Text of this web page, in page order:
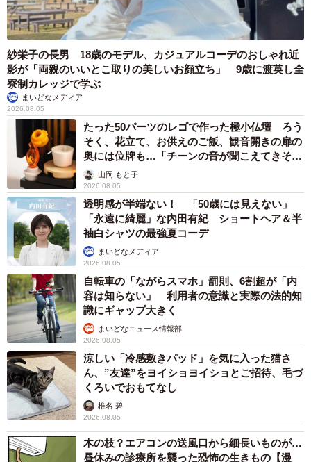
紗栄子の長男 18歳のモデル、カジュアルコーデのおしゃれ近
影が「両親のいいとこ取りの美しいお顔立ち」 9歳に渡英し全
寮制カレッジで学ぶ
まいどなメディア
2026.08.05
たった50パーツのレゴで作った極小仏壇 ろう
そく、花立て、お供えのご飯、観音開きの扉の
奥には位牌も…「チーンの音が聞こえてきそ
う」山岡 もと子
2026.08.05
透明感が半端ない！ 「50歳には見えない」
「永遠に綺麗」な内田有紀 ショートヘア＆半
袖白シャツの最強夏コーデ
まいどなメディア
2026.08.05
自転車の「ながらスマホ」罰則、6割超が「内
容は知らない」 利用者の意識と実際の法的知
識にギャップ大きく
まいどなニュース情報部
2026.08.05
涼しい「冷感敷きパッド」を気に入った猫さ
ん、”友達”をヨイショヨイショとご招待、毛づ
くろいでおもてなし
椎名 碧
2026.08.05
木の枝？エアコンの送風口から細長いものが…
昼休みの診療所を襲った恐怖の生きもの【漫